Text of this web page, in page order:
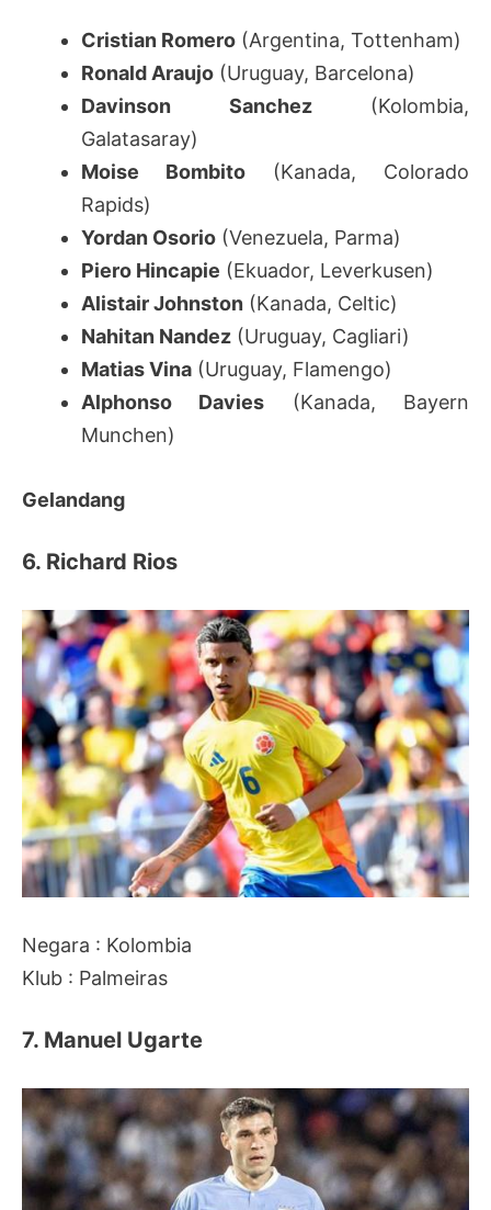
Cristian Romero (Argentina, Tottenham)
Ronald Araujo (Uruguay, Barcelona)
Davinson Sanchez(Kolombia,
Galatasaray)
Moise Bombito (Kanada, Colorado
Rapids)
Yordan Osorio (Venezuela, Parma)
Piero Hincapie (Ekuador, Leverkusen)
Alistair Johnston (Kanada, Celtic)
Nahitan Nandez (Uruguay, Cagliari)
Matias Vina (Uruguay, Flamengo)
Alphonso Davies (Kanada, Bayern
Munchen)
Gelandang
6. Richard Rios
Negara : Kolombia
Klub : Palmeiras
7. Manuel Ugarte